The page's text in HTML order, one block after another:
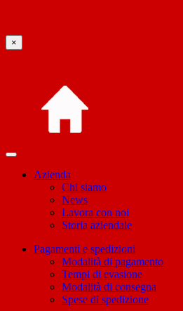
×
Azienda
Chi siamo
News
Lavora con noi
Storia aziendale
Pagamenti e spedizioni
Modalità di pagamento
Tempi di evasione
Modalità di consegna
Spese di spedizione